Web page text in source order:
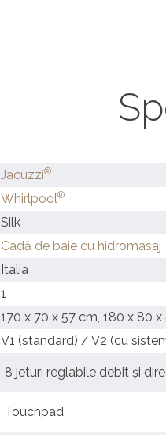
Jacuzzi®
Whirlpool®
Silk
Cadă de baie cu hidromasaj
Italia
1
170 x 70 x 57 cm, 180 x 80 x
V1 (standard) / V2 (cu
8 jeturi reglabile debit și
Touchpad